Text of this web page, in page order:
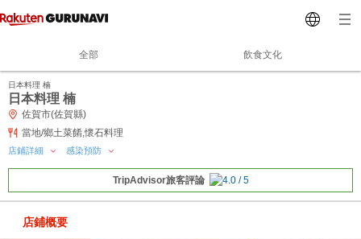
全部 飲食文化
日本料理 楠
日本料理 楠
佐賀市(佐賀縣)
當地/鄉土菜餚,懷石料理
店鋪詳細 感染預防
TripAdvisor旅客評論
店鋪概要